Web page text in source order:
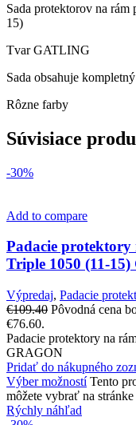
Sada protektorov na
15)
Tvar GATLING
Sada obsahuje
Rôzne farby
Súvisiace
-30%
Add to compare
Padacie
Triple 1050 (11-
Výpredaj, Padacie
€109.40 Pôvodná cena
€76.60.
Padacie protektory na
GRAGON
Pridať do nákupného
Výber možností Tento
môžete vybrať na
Rýchly náhľad